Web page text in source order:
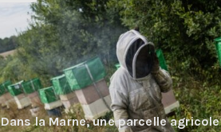
Dans la Marne, une parcelle agricole